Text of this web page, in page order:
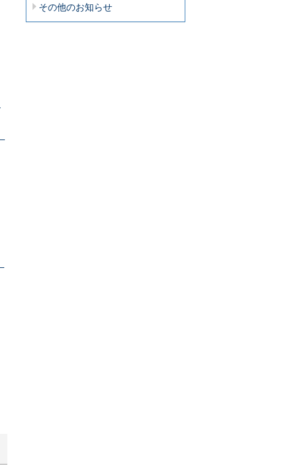
その他のお知らせ